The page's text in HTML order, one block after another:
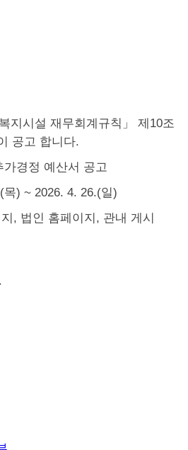
지시설 재무회계규칙 」 제 10조
공고 합니다.
가경정 예산서 공고
목) ~ 2026. 4. 26.(일)
, 법인 홈페이지 , 관내 게시